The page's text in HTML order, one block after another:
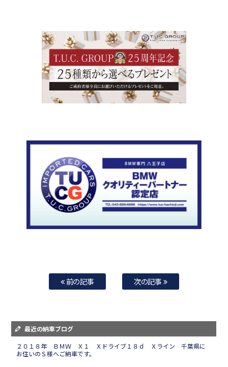
前の記事 次の記事
最近の納車ブログ
２０１８年 ＢＭＷ Ｘ１ Ｘドライブ１８ｄ Ｘライン 千葉県に
お住いのＳ様へご納車です。